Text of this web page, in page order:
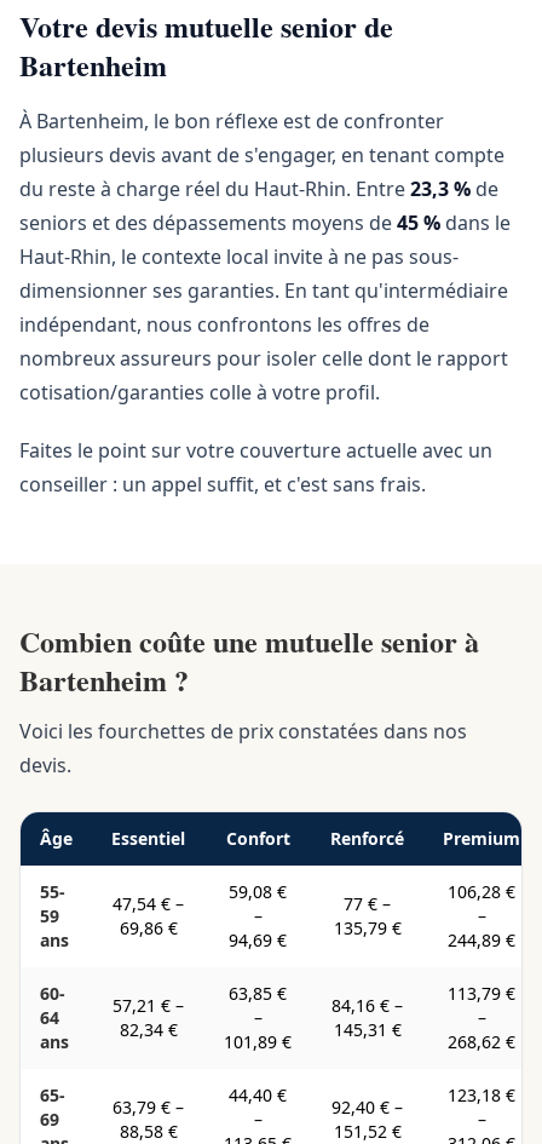
Votre devis mutuelle senior de
Bartenheim
À Bartenheim, le bon réflexe est de confronter
plusieurs devis avant de s'engager, en tenant compte
du reste à charge réel du Haut-Rhin. Entre23,3 % de
seniors et des dépassements moyens de45 % dans le
Haut-Rhin, le contexte local invite à ne pas sous-
dimensionner ses garanties. En tant qu'intermédiaire
indépendant, nous confrontons les offres de
nombreux assureurs pour isoler celle dont le rapport
cotisation/garanties colle à votre profil.
Faites le point sur votre couverture actuelle avec un
conseiller : un appel suffit, et c'est sans frais.
Combien coûte une mutuelle senior à
Bartenheim ?
Voici les fourchettes de prix constatées dans nos
devis.
Âge Essentiel Confort Renforcé Premium
55-
59
ans
47,54 € –
69,86 €
59,08 €
–
94,69 €
77 € –
135,79 €
106,28 €
–
244,89 €
60-
64
ans
57,21 € –
82,34 €
63,85 €
–
101,89 €
84,16 € –
145,31 €
113,79 €
–
268,62 €
65-
69
63,79 € –
88,58 €
44,40 €
–
92,40 € –
151,52 €
123,18 €
–